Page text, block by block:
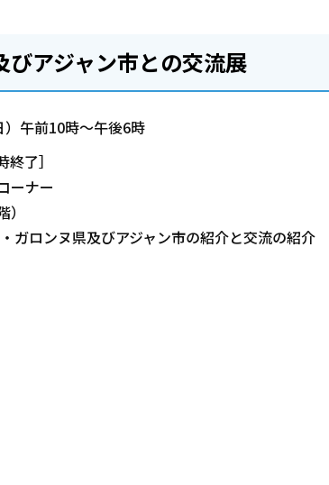
アジャン市との交流展
午前10時～午後6時
了］
ーナー
ガロンヌ県及びアジャン市の紹介と交流の紹介